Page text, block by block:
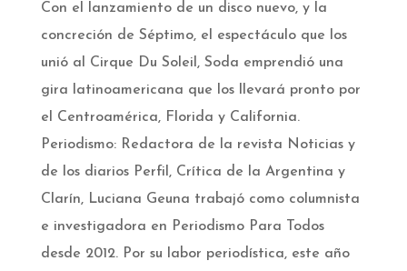
Con el lanzamiento de un disco nuevo, y la
concreción de Séptimo, el espectáculo que los
unió al Cirque Du Soleil, Soda emprendió una
gira latinoamericana que los llevará pronto por
el Centroamérica, Florida y California.
Periodismo: Redactora de la revista Noticias y
de los diarios Perfil, Crítica de la Argentina y
Clarín, Luciana Geuna trabajó como columnista
e investigadora en Periodismo Para Todos
desde 2012. Por su labor periodística, este año